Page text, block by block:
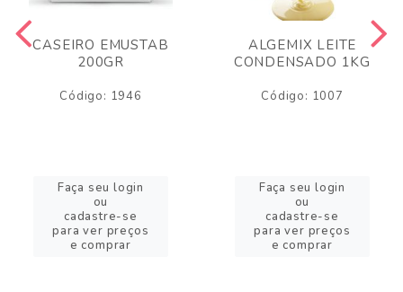
CASEIRO EMUSTAB
200GR
Código: 1946
Faça seu login
ou
cadastre-se
para ver preços
e comprar
ALGEMIX LEITE
CONDENSADO 1KG
Código: 1007
Faça seu login
ou
cadastre-se
para ver preços
e comprar